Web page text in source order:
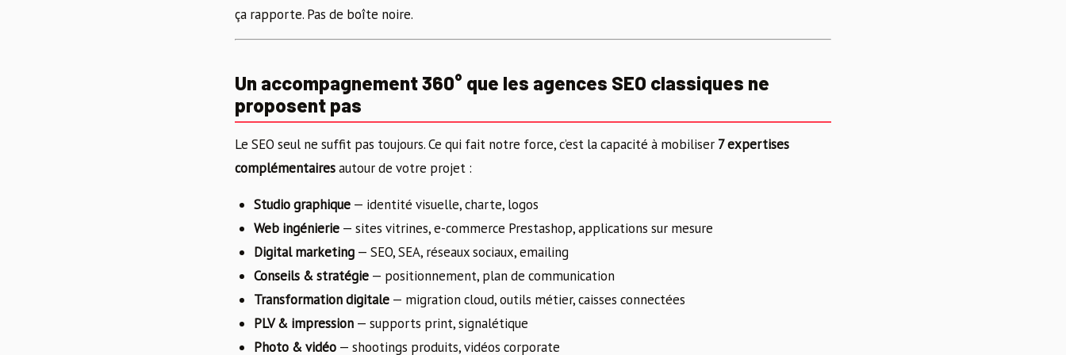
ça rapporte. Pas de boîte noire.
Un accompagnement 360° que les agences SEO classiques ne
proposent pas
Le SEO seul ne suffit pas toujours. Ce qui fait notre force, c’est la capacité à mobiliser 7 expertises
complémentairesautour de votre projet :
Studio graphique — identité visuelle, charte, logos
Web ingénierie — sites vitrines, e-commerce Prestashop, applications sur mesure
Digital marketing — SEO, SEA, réseaux sociaux, emailing
Conseils & stratégie — positionnement, plan de communication
Transformation digitale — migration cloud, outils métier, caisses connectées
PLV & impression — supports print, signalétique
Photo & vidéo — shootings produits, vidéos corporate